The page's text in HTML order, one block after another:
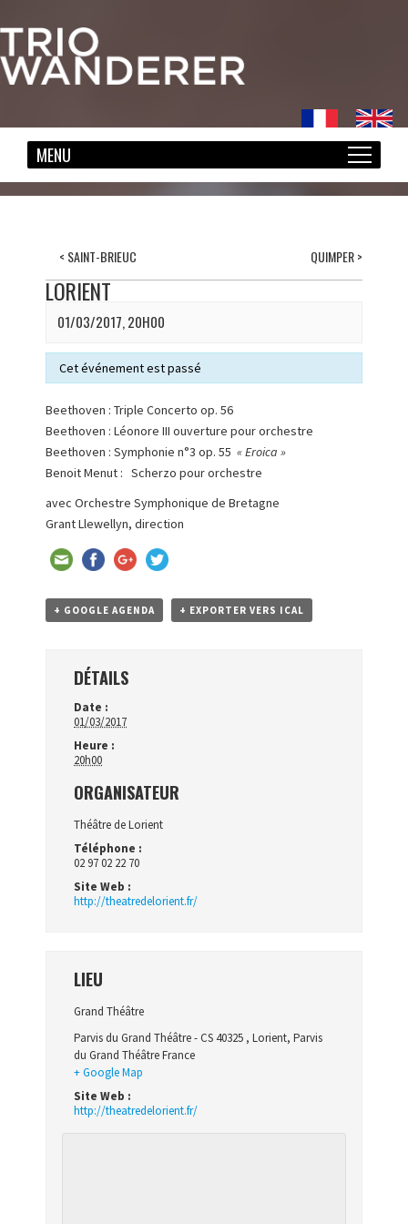
< SAINT-BRIEUC QUIMPER>
LORIENT
01/03/2017, 20H00
Cet événement est passé
Beethoven : Triple Concerto op. 56
Beethoven : Léonore III ouverture pour orchestre
Beethoven : Symphonie n°3 op. 55 « Eroica »
Benoit Menut : Scherzo pour orchestre
avec Orchestre Symphonique de Bretagne
Grant Llewellyn, direction
+ GOOGLE AGENDA + EXPORTER VERS ICAL
DÉTAILS
Date :
01/03/2017
Heure :
20h00
ORGANISATEUR
Théâtre de Lorient
Téléphone :
02 97 02 22 70
Site Web :
http://theatredelorient.fr/
LIEU
Grand Théâtre
Parvis du Grand Théâtre - CS 40325 , Lorient, Parvis
du Grand ThéâtreFrance
+ Google Map
Site Web :
http://theatredelorient.fr/